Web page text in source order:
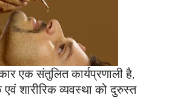
एक संतुलित कार्यप्रणाली है,
एवं शारीरिक व्यवस्था को दुरुस्त